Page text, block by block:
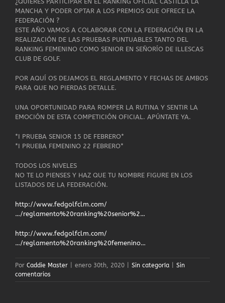
MANCHA Y PODER OPTAR A LOS PREMIOS QUE OFRECE LA
FEDERACIÓN ?
ESTE AÑO VAMOS A COLABORAR CON LA FEDERACIÓN EN LA
REALIZACIÓN DE LAS PRUEBAS PUNTUABLES TANTO DEL
RANKING FEMENINO COMO SENIOR EN SEÑORÍO DE ILLESCAS
CLUB DE GOLF.
POR AQUÍ OS DEJAMOS EL REGLAMENTO Y FECHAS DE AMBOS
PARA QUE NO PIERDAS DETALLE.
UNA OPORTUNIDAD PARA ROMPER LA RUTINA Y SENTIR LA
EMOCIÓN DE ESTA COMPETICIÓN OFICIAL. APÚNTATE YA.
*I PRUEBA SENIOR 15 DE FEBRERO*
*I PRUEBA FEMENINO 22 FEBRERO*
TODOS LOS NIVELES
NO TE LO PIENSES Y HAZ QUE TU NOMBRE FIGURE EN LOS
LISTADOS DE LA FEDERACIÓN.
http://www.fedgolfclm.com/
…/reglamento%20ranking%20senior%2…
http://www.fedgolfclm.com/
…/reglamento%20ranking%20femenino…
Por Caddie Master enero 30th, 2020 Sin categoría
Sin
comentarios